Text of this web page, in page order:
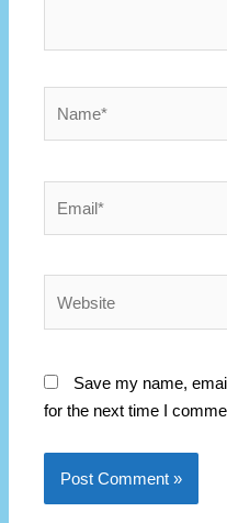
Save my name,
for the next time I